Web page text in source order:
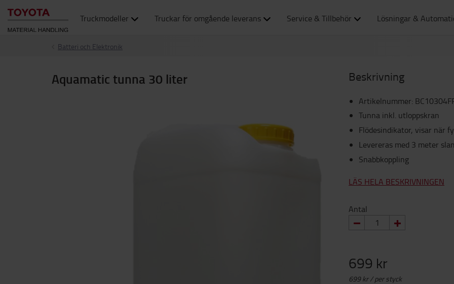
Truckmodeller Truckar för omgående leverans Service & Tillbehör Lösningar &
Batteri och Elektronik
Aquamatic tunna 30 liter Beskrivning
Artikelnummer:
Tunna inkl. utloppskran
Flödesindikator, visar när
Levereras med 3 meter
Snabbkoppling
LÄS HELA BESKRIVNINGEN
Antal
699 kr
699 kr / per styck